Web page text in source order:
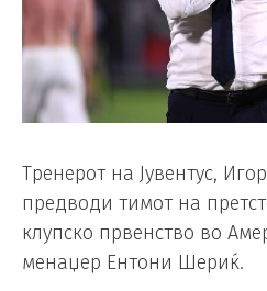
Тренерот на Јувентус,
предводи тимот на
клупско првенство во
менаџер Ентони Шериќ.